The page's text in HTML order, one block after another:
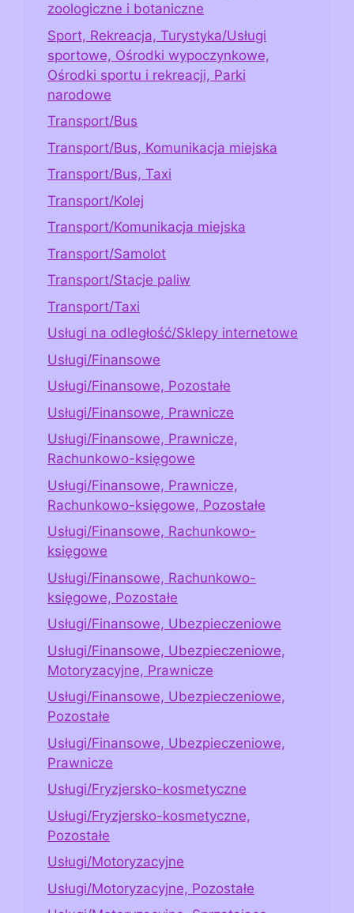
zoologiczne i botaniczne
Sport, Rekreacja, Turystyka/Usługi
sportowe, Ośrodki wypoczynkowe,
Ośrodki sportu i rekreacji, Parki
narodowe
Transport/Bus
Transport/Bus, Komunikacja miejska
Transport/Bus, Taxi
Transport/Kolej
Transport/Komunikacja miejska
Transport/Samolot
Transport/Stacje paliw
Transport/Taxi
Usługi na odległość/Sklepy internetowe
Usługi/Finansowe
Usługi/Finansowe, Pozostałe
Usługi/Finansowe, Prawnicze
Usługi/Finansowe, Prawnicze,
Rachunkowo-księgowe
Usługi/Finansowe, Prawnicze,
Rachunkowo-księgowe, Pozostałe
Usługi/Finansowe, Rachunkowo-
księgowe
Usługi/Finansowe, Rachunkowo-
księgowe, Pozostałe
Usługi/Finansowe, Ubezpieczeniowe
Usługi/Finansowe, Ubezpieczeniowe,
Motoryzacyjne, Prawnicze
Usługi/Finansowe, Ubezpieczeniowe,
Pozostałe
Usługi/Finansowe, Ubezpieczeniowe,
Prawnicze
Usługi/Fryzjersko-kosmetyczne
Usługi/Fryzjersko-kosmetyczne,
Pozostałe
Usługi/Motoryzacyjne
Usługi/Motoryzacyjne, Pozostałe